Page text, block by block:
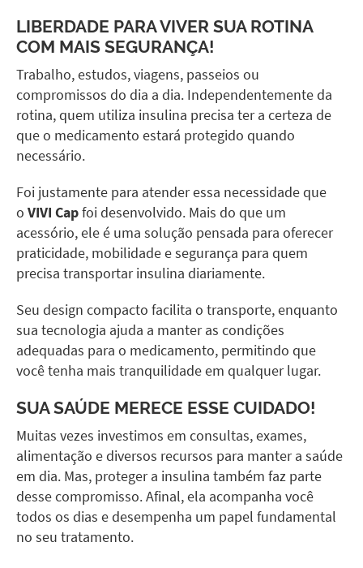
LIBERDADE PARA VIVER SUA ROTINA
COM MAIS SEGURANÇA!
Trabalho, estudos, viagens, passeios ou
compromissos do dia a dia. Independentemente da
rotina, quem utiliza insulina precisa ter a certeza de
que o medicamento estará protegido quando
necessário.
Foi justamente para atender essa necessidade que
o VIVI Capfoi desenvolvido. Mais do que um
acessório, ele é uma solução pensada para oferecer
praticidade, mobilidade e segurança para quem
precisa transportar insulina diariamente.
Seu design compacto facilita o transporte, enquanto
sua tecnologia ajuda a manter as condições
adequadas para o medicamento, permitindo que
você tenha mais tranquilidade em qualquer lugar.
SUA SAÚDE MERECE ESSE CUIDADO!
Muitas vezes investimos em consultas, exames,
alimentação e diversos recursos para manter a saúde
em dia. Mas, proteger a insulina também faz parte
desse compromisso. Afinal, ela acompanha você
todos os dias e desempenha um papel fundamental
no seu tratamento.